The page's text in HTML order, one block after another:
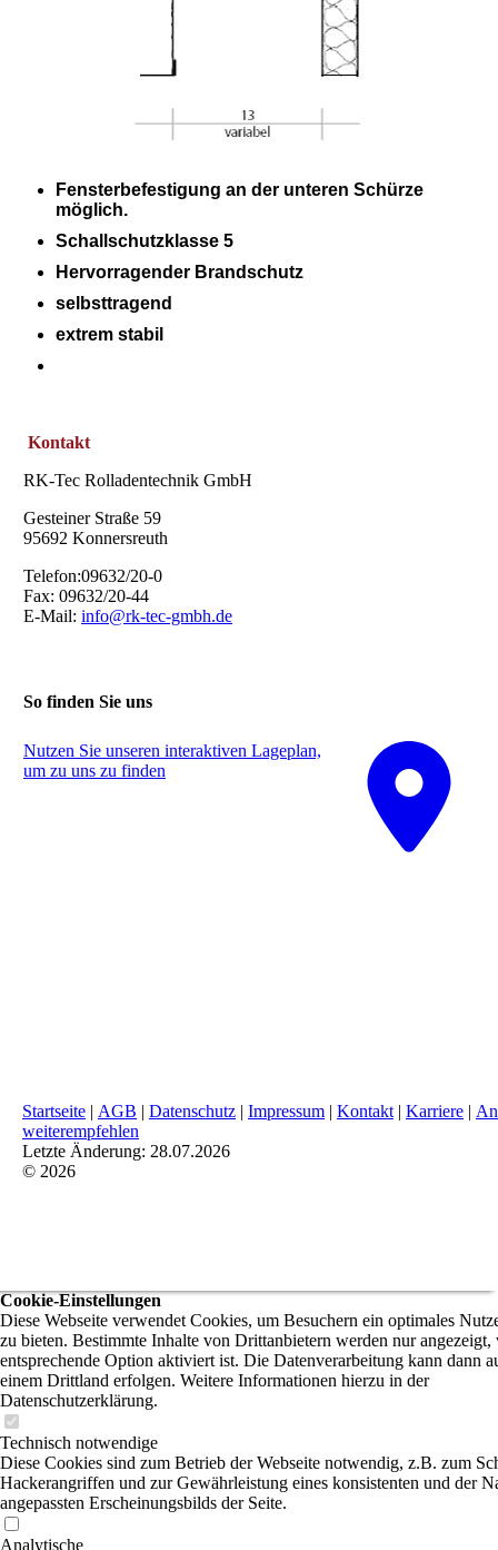
Fensterbefestigung an der unteren Schürze
möglich.
Schallschutzklasse 5
Hervorragender Brandschutz
selbsttragend
extrem stabil
Kontakt
RK-Tec Rolladentechnik GmbH
Gesteiner Straße 59
95692 Konnersreuth
Telefon:09632/20-0
Fax: 09632/20-44
E-Mail: info@rk-tec-gmbh.de
So finden Sie uns
Nutzen Sie unseren interaktiven La­ge­plan,
um zu uns zu finden
Startseite | AGB | Datenschutz | Impressum | Kontakt | Karriere |
weiterempfehlen
Letzte Änderung: 28.07.2026
© 2026
Cookie-Einstellungen
Diese Webseite verwendet Cookies, um Besuchern ein optimales
zu bieten. Bestimmte Inhalte von Drittanbietern werden nur angezeigt,
entsprechende Option aktiviert ist. Die Datenverarbeitung kann dann
einem Drittland erfolgen. Weitere Informationen hierzu in der
Datenschutzerklärung.
Technisch notwendige
Diese Cookies sind zum Betrieb der Webseite notwendig, z.B. zum
Hackerangriffen und zur Gewährleistung eines konsistenten und der
angepassten Erscheinungsbilds der Seite.
Analytische